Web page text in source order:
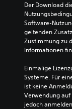
Der Download
Software-
geltenden
Zustimmung zu
Informationen
Einmalige
Systeme. Für
ist keine
Verwendung auf
jedoch